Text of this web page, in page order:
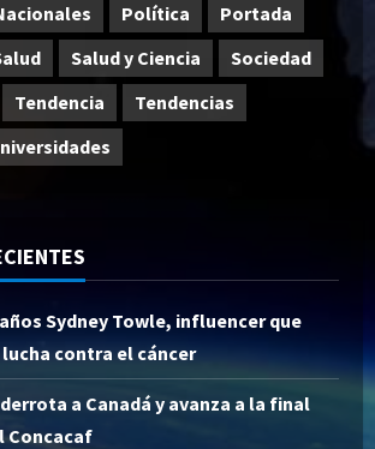
Política
Portada
Salud y Ciencia
Sociedad
Tendencia
Tendencias
Sydney Towle, influencer que
contra el cáncer
a Canadá y avanza a la final
Concacaf